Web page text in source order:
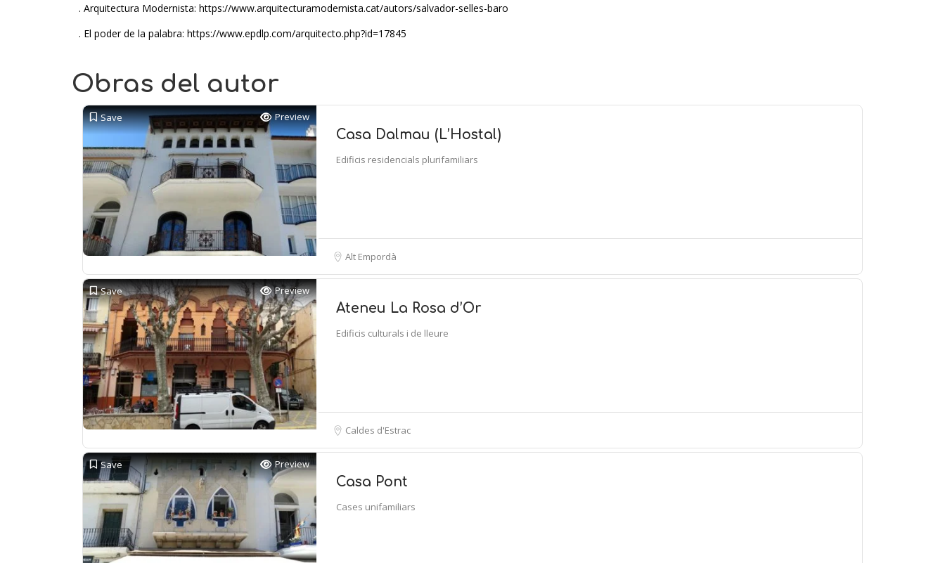
. Arquitectura Modernista: https://www.arquitecturamodernista.cat/autors/salvador-selles-baro
. El poder de la palabra: https://www.epdlp.com/arquitecto.php?id=17845
Obras del autor
Save Preview
Casa Dalmau (L’Hostal)
Edificis residencials plurifamiliars
Alt Empordà
Save Preview
Ateneu La Rosa d’Or
Edificis culturals i de lleure
Caldes d'Estrac
Save Preview
Casa Pont
Cases unifamiliars